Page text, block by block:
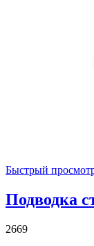
Быстрый
Подводка
2669